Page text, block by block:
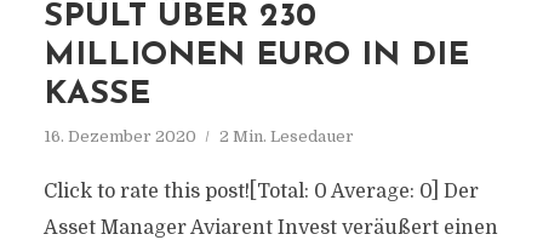
SPÜLT ÜBER 230
MILLIONEN EURO IN DIE
KASSE
16. Dezember 2020 2 Min. Lesedauer
Click to rate this post![Total: 0 Average: 0] Der
Asset Manager Aviarent Invest veräußert einen